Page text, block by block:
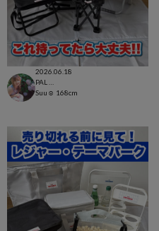
2026.06.18
Suu☺︎ 168cm